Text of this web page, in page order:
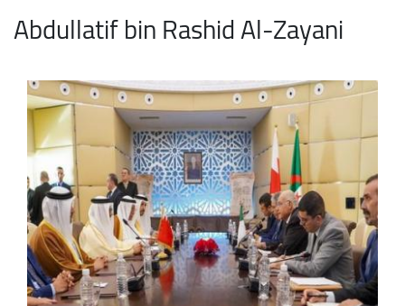
Abdullatif bin Rashid Al-Zayani